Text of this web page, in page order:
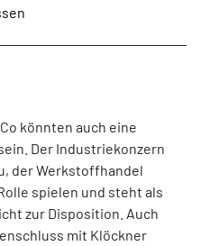
könnten auch eine
Der Industriekonzern
der Werkstoffhandel
spielen und steht als
zur Disposition. Auch
mit Klöckner